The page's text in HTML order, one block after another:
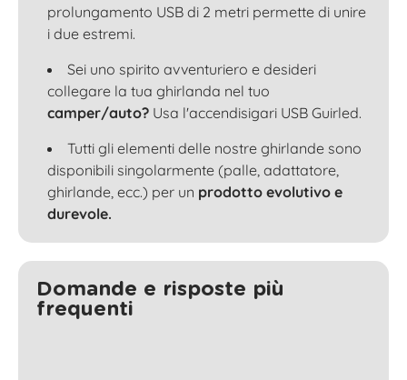
prolungamento USB di 2 metri permette di unire
i due estremi.
Sei uno spirito avventuriero e desideri
collegare la tua ghirlanda nel tuo
camper/auto? Usa l'accendisigari USB Guirled.
Tutti gli elementi delle nostre ghirlande sono
disponibili singolarmente (palle, adattatore,
ghirlande, ecc.) per un prodotto evolutivo e
durevole.
Domande e risposte più
frequenti